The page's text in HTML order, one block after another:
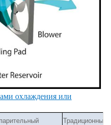
охлаждения или
Традиционный